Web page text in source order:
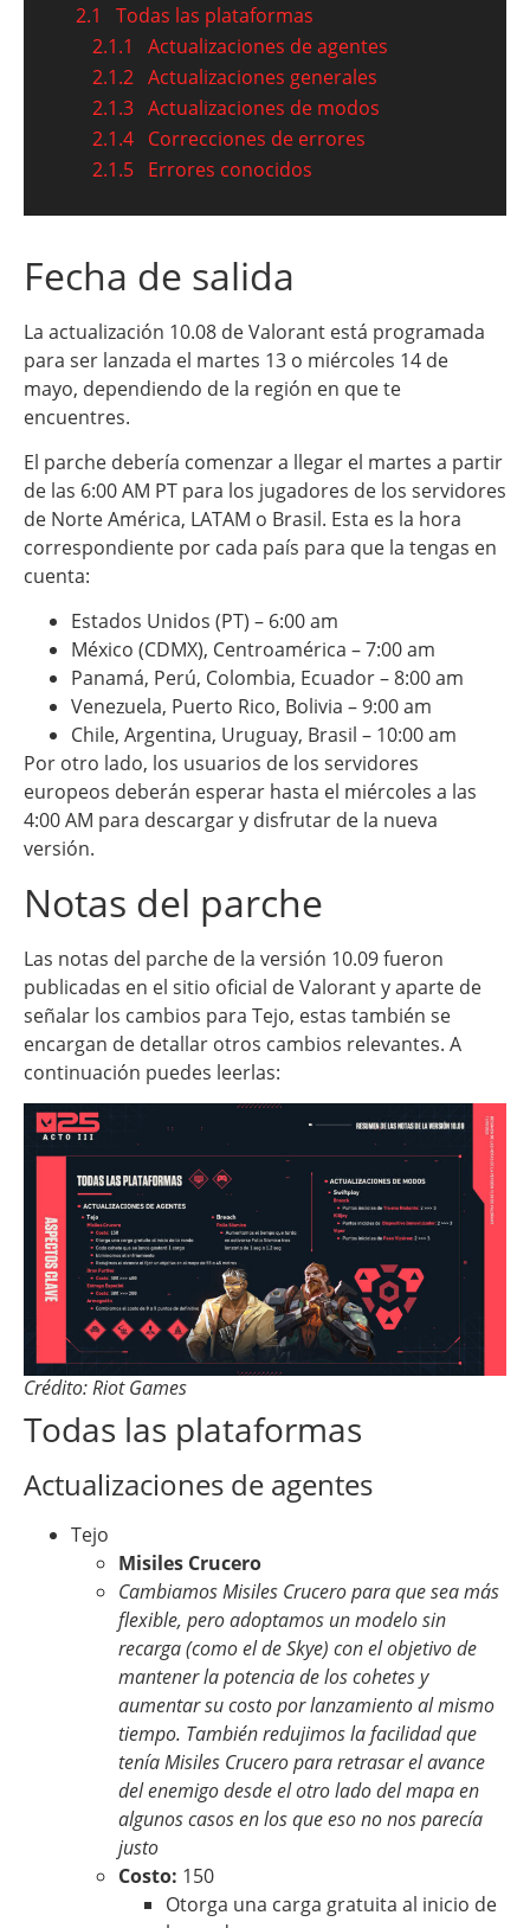
2.1
Todas las plataformas
2.1.1
Actualizaciones de agentes
2.1.2 Actualizaciones generales
2.1.3 Actualizaciones de modos
2.1.4 Correcciones de errores
2.1.5 Errores conocidos
Fecha de salida
La actualización 10.08 de Valorant está programada
para ser lanzada el martes 13 o miércoles 14 de
mayo, dependiendo de la región en que te
encuentres.
El parche debería comenzar a llegar el martes a partir
de las 6:00 AM PT para los jugadores de los servidores
de Norte América, LATAM o Brasil. Esta es la hora
correspondiente por cada país para que la tengas en
cuenta:
Estados Unidos (PT) – 6:00 am
México (CDMX), Centroamérica – 7:00 am
Panamá, Perú, Colombia, Ecuador – 8:00 am
Venezuela, Puerto Rico, Bolivia – 9:00 am
Chile, Argentina, Uruguay, Brasil – 10:00 am
Por otro lado, los usuarios de los servidores
europeos deberán esperar hasta el miércoles a las
4:00 AM para descargar y disfrutar de la nueva
versión.
Notas del parche
Las notas del parche de la versión 10.09 fueron
publicadas en el sitio oficial de Valorant y aparte de
señalar los cambios para Tejo, estas también se
encargan de detallar otros cambios relevantes. A
continuación puedes leerlas:
Crédito: Riot Games
Todas las plataformas
Actualizaciones de agentes
Tejo
Misiles Crucero
Cambiamos Misiles Crucero para que sea más
flexible, pero adoptamos un modelo sin
recarga (como el de Skye) con el objetivo de
mantener la potencia de los cohetes y
aumentar su costo por lanzamiento al mismo
tiempo. También redujimos la facilidad que
tenía Misiles Crucero para retrasar el avance
del enemigo desde el otro lado del mapa en
algunos casos en los que eso no nos parecía
justo
Costo: 150
Otorga una carga gratuita al inicio de